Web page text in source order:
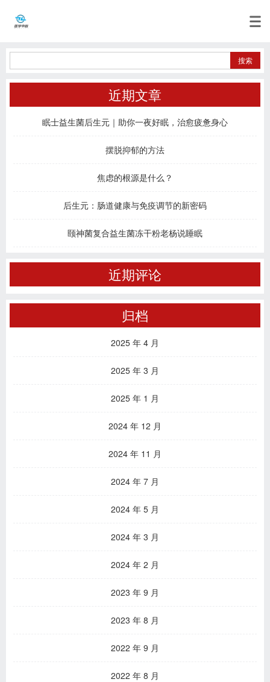
近期文章
眠士益生菌后生元｜助你一夜好眠，治愈疲惫身心
摆脱抑郁的方法
焦虑的根源是什么？
后生元：肠道健康与免疫调节的新密码
颐神菌复合益生菌冻干粉老杨说睡眠
近期评论
归档
2025 年 4 月
2025 年 3 月
2025 年 1 月
2024 年 12 月
2024 年 11 月
2024 年 7 月
2024 年 5 月
2024 年 3 月
2024 年 2 月
2023 年 9 月
2023 年 8 月
2022 年 9 月
2022 年 8 月